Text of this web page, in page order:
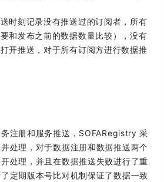
时刻记录没有推送过的订阅者，所有
和发布之前的数据数量比较），没有
开推送，对于所有订阅方进行数据推
注册和服务推送，SOFARegistry 采
处理，对于数据注册和数据推送两个
处理，并且在数据推送失败进行了重
定期版本号比对机制保证了数据一致